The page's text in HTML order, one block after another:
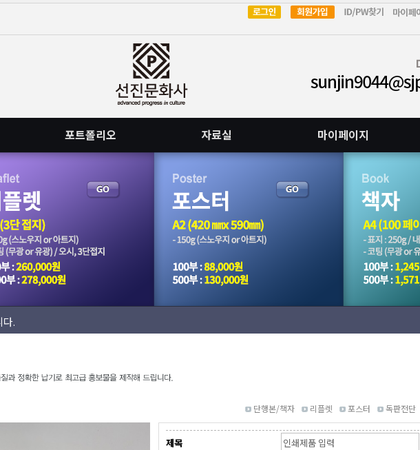
포트폴리오 자료실 마이페이지
.
.
니다.
다.
단행본/책자 리플렛 포스터 독판전단
제목